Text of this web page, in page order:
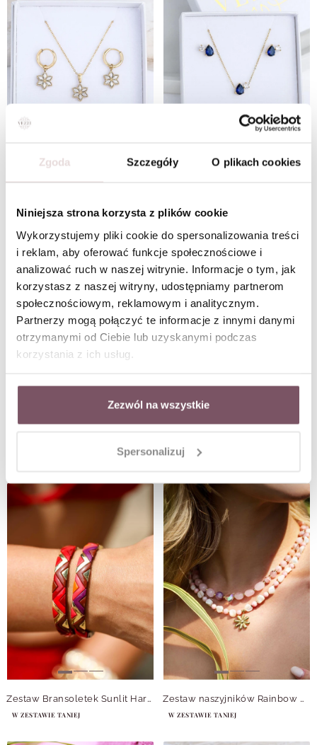
Zgoda Szczegóły O plikach cookies
Niniejsza strona korzysta z plików cookie
Wykorzystujemy pliki cookie do spersonalizowania treści
i reklam, aby oferować funkcje społecznościowe i
analizować ruch w naszej witrynie. Informacje o tym, jak
korzystasz z naszej witryny, udostępniamy partnerom
społecznościowym, reklamowym i analitycznym.
Partnerzy mogą połączyć te informacje z innymi danymi
otrzymanymi od Ciebie lub uzyskanymi podczas
korzystania z ich usług.
Zezwól na wszystkie
SpersonalizujW ZESTAWIE TANIEJ
Zestaw Bransoletek Sunlit Harmony
W ZESTAWIE TANIEJ
Zestaw naszyjników Rainbow Whisper
W ZESTAWIE TANIEJ